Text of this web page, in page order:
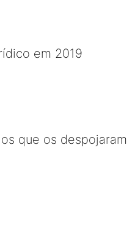
em 2019
que os despojaram